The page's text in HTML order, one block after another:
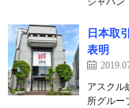
日本取
表明
アスクル
所グルー